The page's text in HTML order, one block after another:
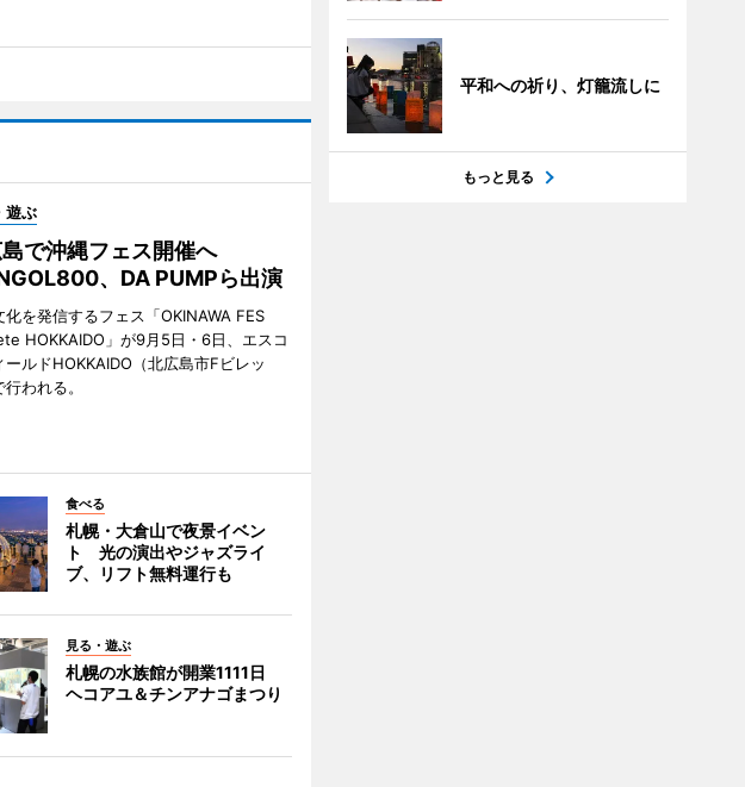
遊ぶ
で沖縄フェス開催へ
、DA PUMPら出演
化を発信するフェス「OKINAWA FES
HOKKAIDO」が9月5日・6日、エスコ
ールドHOKKAIDO（北広島市Fビレッ
われる。
食べる
札幌・大倉山で夜景イベン
ト 光の演出やジャズライ
ブ、リフト無料運行も
見る・遊ぶ
札幌の水族館が開業1111日
ヘコアユ＆チンアナゴまつり
平和への祈り、灯籠流しに
もっと見る